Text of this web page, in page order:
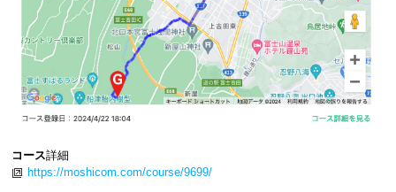
コース詳細
https://moshicom.com/course/9699/